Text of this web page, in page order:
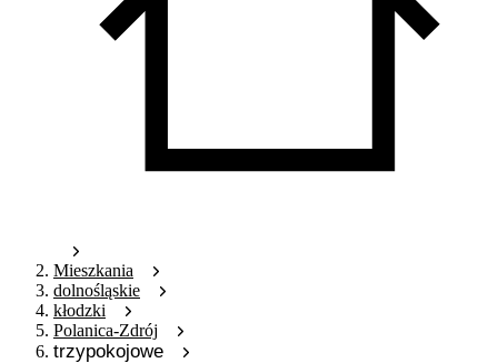
Mieszkania
dolnośląskie
kłodzki
Polanica-Zdrój
trzypokojowe